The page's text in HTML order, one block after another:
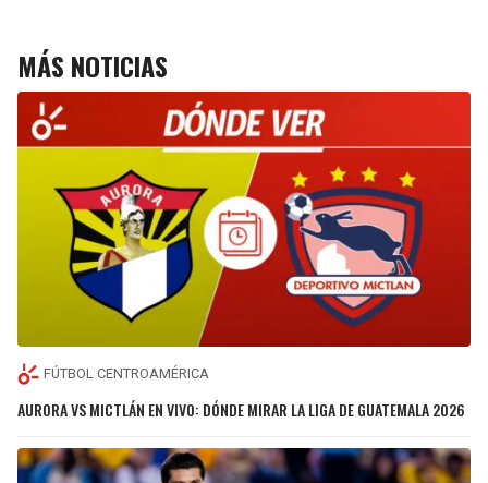
MÁS NOTICIAS
FÚTBOL CENTROAMÉRICA
AURORA VS MICTLÁN EN VIVO: DÓNDE MIRAR LA LIGA DE GUATEMALA 2026